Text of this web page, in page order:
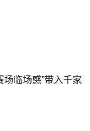
临场感”带入千家